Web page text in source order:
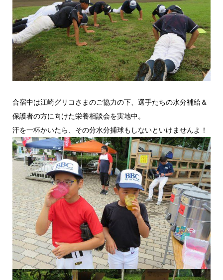
合宿中は江崎グリコさまのご協力の下、選手たちの水分補給＆
保護者の方に向けた栄養相談会を実地中。
汗を一杯かいたら、その分水分捕球もしないといけませんよ！